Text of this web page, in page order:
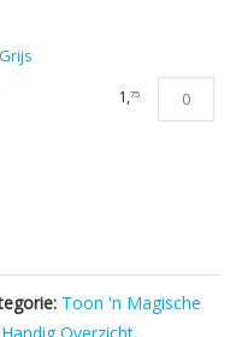
Playmobil
Handtas
1,75
Toon 'n Magische